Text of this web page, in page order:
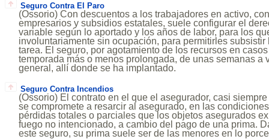
Seguro Contra El Paro
(Ossorio) Con descuentos a los trabajadores en activo,
empresarios y subsidios estatales, suele configurar el
variable según lo aportado y los años de labor, para los
involuntariamente sin ocupación, para permitirles subsistir
tarea. El seguro, por agotamiento de los recursos en
temporada más o menos prolongada, de unas semanas a
general, allí donde se ha implantado.
Seguro Contra Incendios
(Ossorio) El contrato en el que el asegurador, casi
se compromete a resarcir al asegurado, en las
pérdidas totales o parciales que los objetos asegurados
fuego no intencionado, a cambio del pago de una prima.
este seguro, su prima suele ser de las menores en lo